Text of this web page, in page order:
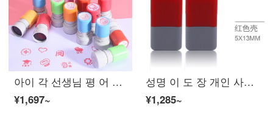
아이 각 선생님 평 어 장려 어린이 도장 카툰 귀엽다 칭찬 하 다 엄 지 짱 짱 짱 짱 짱 짱 유치원 교사 격려 하 다 채점 숙제 야자 도장 세트 1 (5 장 2 개)
¥1,697~
성명 이 도 장 개인 사인 도 광 민 도 장 개인 도 장 제작 맞 춤 형 신축 버클 끈 도 편 간호사 도 장 장방형 빨간색 케이스 (2 매 + 2 기름)
¥1,285~